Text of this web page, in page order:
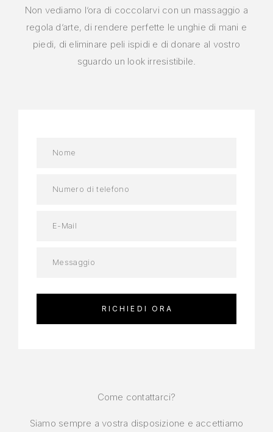
Non vediamo l’ora di coccolarvi con un massaggio a
regola d’arte, di rendere perfette le unghie di mani e
piedi, di eliminare peli ispidi e di donare al vostro
sguardo un look irresistibile.
Come contattarci?
Siamo sempre a vostra disposizione e accettiamo